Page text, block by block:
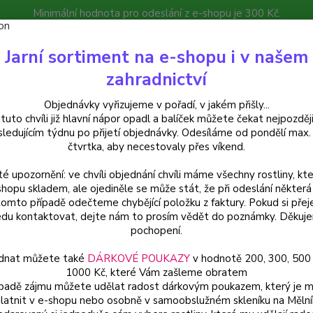
Minimální hodnota pro odeslání z e-shopu je 300 Kč.
můžete čekat nejpozději v následujícím týdnu po přijetí
Poradna Kontakty
Hledat
Mandevilla žíhaná, červeno bílá - 1 ks
žíhaná, červeno bílá - 1
od
Jarní sortiment na e-shopu i v našem
zahradnictví
Objednávky vyřizujeme v pořadí, v jakém přišly...
chvíli již hlavní nápor opadl a balíček můžete čekat
týdnu po přijetí objednávky. Odesíláme od pondělí
čtvrtka, aby necestovaly přes víkend.
upozornění: ve chvíli objednání chvíli máme všechny rostliny,
skladem, ale ojediněle se může stát, že při odeslání některá
případě odečteme chybějící položku z faktury. Pokud si
kontaktovat, dejte nám to prosím vědět do poznámky.
pochopení.
můžete také DÁRKOVÉ POUKAZYv hodnotě 200, 300, 500
1000 Kč, které Vám zašleme obratem
zájmu můžete udělat radost dárkovým poukazem, který je
v e-shopu nebo osobně v samoobslužném skleníku na